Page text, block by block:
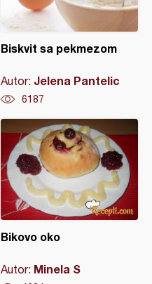
Biskvit sa pekmezom
Autor: Jelena Pantelic
6187
Bikovo oko
Autor: Minela S